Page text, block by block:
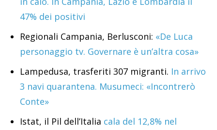
47% dei positivi
Regionali Campania, Berlusconi: «De Luca
personaggio tv. Governare è un’altra cosa»
Lampedusa, trasferiti 307 migranti. In arrivo
3 navi quarantena. Musumeci: «Incontrerò
Conte»
Istat, il Pil dell’Italia cala del 12,8% nel